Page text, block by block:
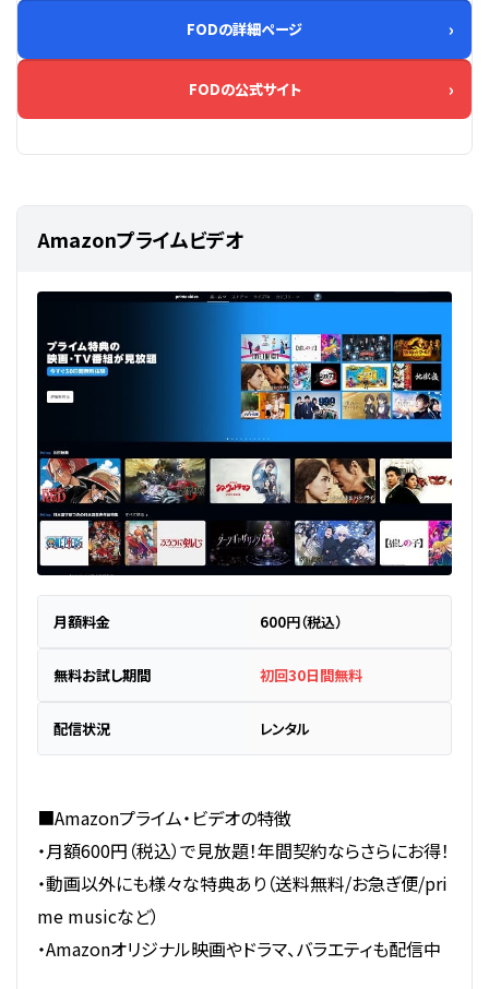
FODの詳細ページ
FODの公式サイト
Amazonプライムビデオ
月額料金 600円（税込）
無料お試し期間 初回30日間無料
配信状況 レンタル
■Amazonプライム・ビデオの特徴
・月額600円（税込）で見放題！年間契約ならさらにお得！
・動画以外にも様々な特典あり（送料無料/お急ぎ便/pri
me musicなど）
・Amazonオリジナル映画やドラマ、バラエティも配信中